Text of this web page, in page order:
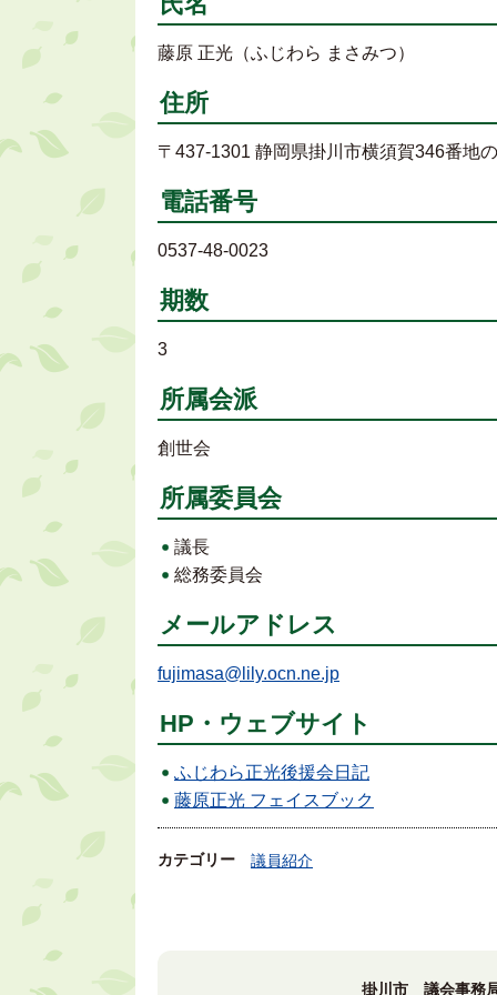
藤原 正光（ふじわら まさみつ）
住所
〒437-1301 静岡県掛川市横須賀346番地
電話番号
0537-48-0023
期数
3
所属会派
創世会
所属委員会
議長
総務委員会
メールアドレス
fujimasa@lily.ocn.ne.jp
HP・ウェブサイト
ふじわら正光後援会日記
藤原正光 フェイスブック
カテゴリー 議員紹介
掛川市 議会事務